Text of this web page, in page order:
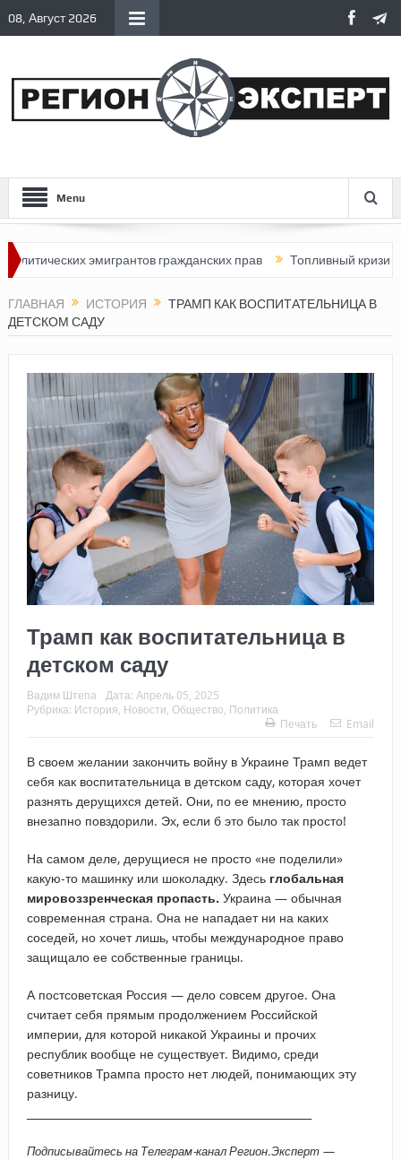
08, Август 2026
Menu
эмигрантов гражданских прав Топливный кризис в
ГЛАВНАЯ ИСТОРИЯ
ТРАМП КАК ВОСПИТАТЕЛЬНИЦА В
ДЕТСКОМ САДУ
Трамп как воспитательница в
детском саду
Вадим Штепа Дата: Апрель 05, 2025
Рубрика: История Новости Общество Политика
Печать
Email
В своем желании закончить войну в Украине Трамп ведет
себя как воспитательница в детском саду, которая хочет
разнять дерущихся детей. Они, по ее мнению, просто
внезапно повздорили. Эх, если б это было так просто!
На самом деле, дерущиеся не просто «не поделили»
какую-то машинку или шоколадку. Здесь глобальная
мировоззренческая пропасть. Украина — обычная
современная страна. Она не нападает ни на каких
соседей, но хочет лишь, чтобы международное право
защищало ее собственные границы.
А постсоветская Россия — дело совсем другое. Она
считает себя прямым продолжением Российской
империи, для которой никакой Украины и прочих
республик вообще не существует. Видимо, среди
советников Трампа просто нет людей, понимающих эту
разницу.
Подписывайтесь на Телеграм-канал Регион.Эксперт —